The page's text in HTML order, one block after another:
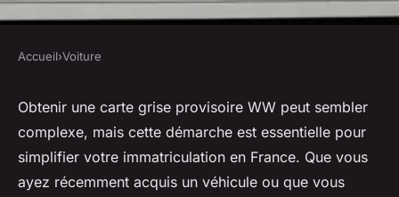
Carte grise provisoire ww :
simplifiez votre
immatriculation
Accueil›Voiture
Obtenir une carte grise provisoire WW peut sembler
complexe, mais cette démarche est essentielle pour
simplifier votre immatriculation en France. Que vous
ayez récemment acquis un véhicule ou que vous